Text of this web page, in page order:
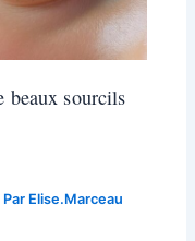
beaux sourcils
Par Elise.Marceau